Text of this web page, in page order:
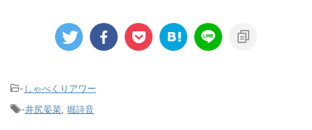
-しゃべくりアワー
-井尻晏菜 堀詩音